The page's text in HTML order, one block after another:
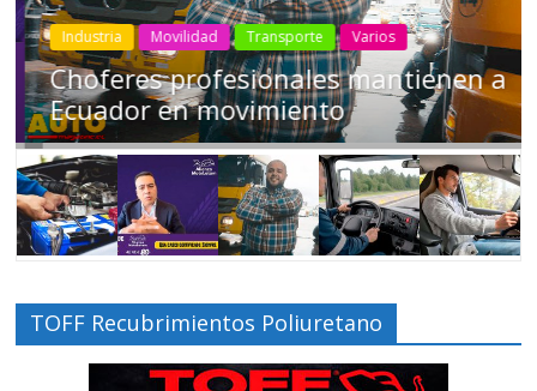
Industria Movilidad Transporte Varios
Choferes profesionales mantienen a
Ecuador en movimiento
TOFF Recubrimientos Poliuretano